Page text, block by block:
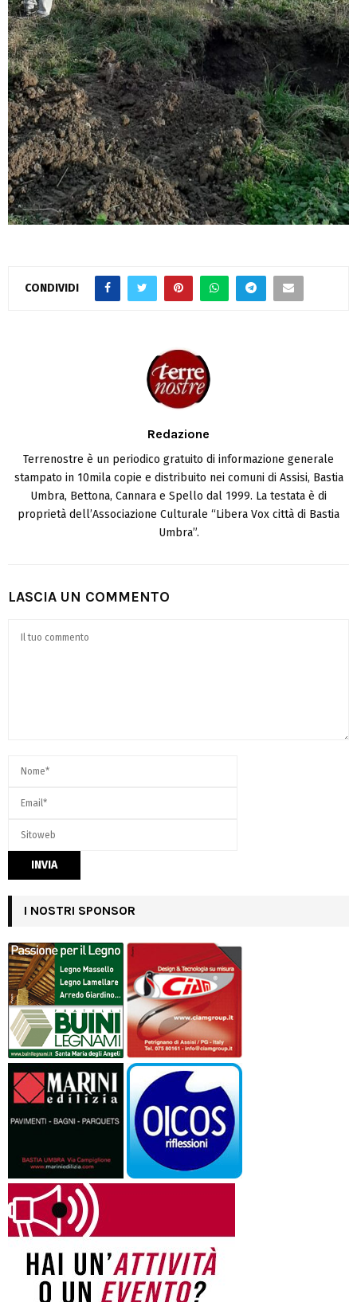
CONDIVIDI
Redazione
Terrenostre è un periodico gratuito di informazione generale
stampato in 10mila copie e distribuito nei comuni di Assisi, Bastia
Umbra, Bettona, Cannara e Spello dal 1999. La testata è di
proprietà dell’Associazione Culturale “Libera Vox città di Bastia
Umbra”.
LASCIA UN COMMENTO
I NOSTRI SPONSOR